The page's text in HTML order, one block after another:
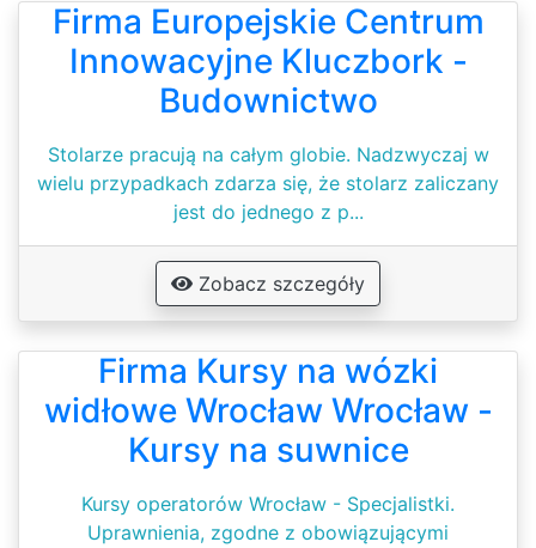
Firma Europejskie Centrum
Innowacyjne Kluczbork -
Budownictwo
Stolarze pracują na całym globie. Nadzwyczaj w
wielu przypadkach zdarza się, że stolarz zaliczany
jest do jednego z p...
Zobacz szczegóły
Firma Kursy na wózki
widłowe Wrocław Wrocław -
Kursy na suwnice
Kursy operatorów Wrocław - Specjalistki.
Uprawnienia, zgodne z obowiązującymi